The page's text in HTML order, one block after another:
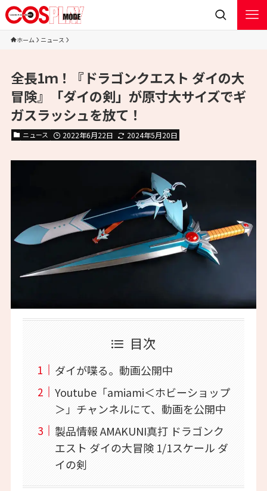
ホーム ニュース
全長1ｍ！『ドラゴンクエスト ダイの大
冒険』「ダイの剣」が原寸大サイズでギ
ガスラッシュを放て！
ニュース 2022年6月22日 2024年5月20日
目次
ダイが喋る。動画公開中
Youtube「amiami＜ホビーショップ
＞」チャンネルにて、動画を公開中
製品情報 AMAKUNI真打 ドラゴンク
エスト ダイの大冒険 1/1スケール ダ
イの剣